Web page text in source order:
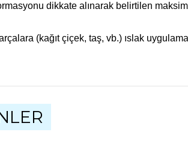
dikkate alınarak belirtilen
(kağıt çiçek, taş, vb.) ıslak
kullanarak tarafımıza iletebilirsiniz.